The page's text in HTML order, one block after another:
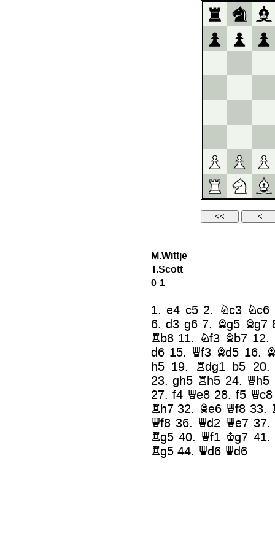
M.Wittje
T.Scott
0-1
1.e4 c5 2. Nc3 Nc6
6.d3 g6 7. Bg5 Bg7
Rb8 11. Nf3 Bb7 12.
d6 15. Qf3 Bd5 16.
h5 19. Rdg1 b5
23.gh5 Rh5 24. Qh5
27. f4 Qe8 28. f5 Qc8
Rh7 32. Be6 Qf8 33.
Qf8 36. Qd2 Qe7
Rg5 40. Qf1 Kg7 41.
Rg5 44. Qd6 Qd6